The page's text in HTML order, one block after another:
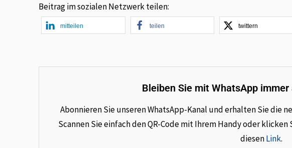
Beitrag im sozialen Netzwerk teilen:
mitteilen teilen twittern
Bleiben Sie mit WhatsApp
Abonnieren Sie unseren WhatsApp-Kanal und erhalten Sie die
Scannen Sie einfach den QR-Code mit Ihrem Handy oder
diesenLink.